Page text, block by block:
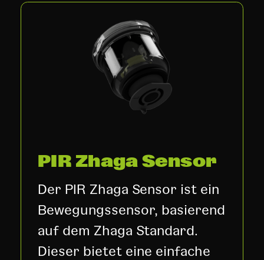
PIR Zhaga Sensor
Der PIR Zhaga Sensor ist ein
Bewegungssensor, basierend
auf dem Zhaga Standard.
Dieser bietet eine einfache